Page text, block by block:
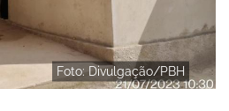
Foto: Divulgação/PBH